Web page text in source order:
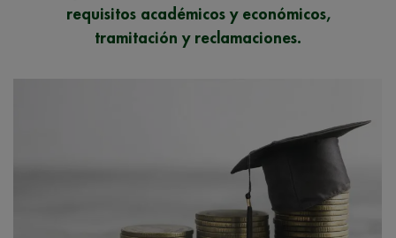
requisitos académicos y económicos,
tramitación y reclamaciones.